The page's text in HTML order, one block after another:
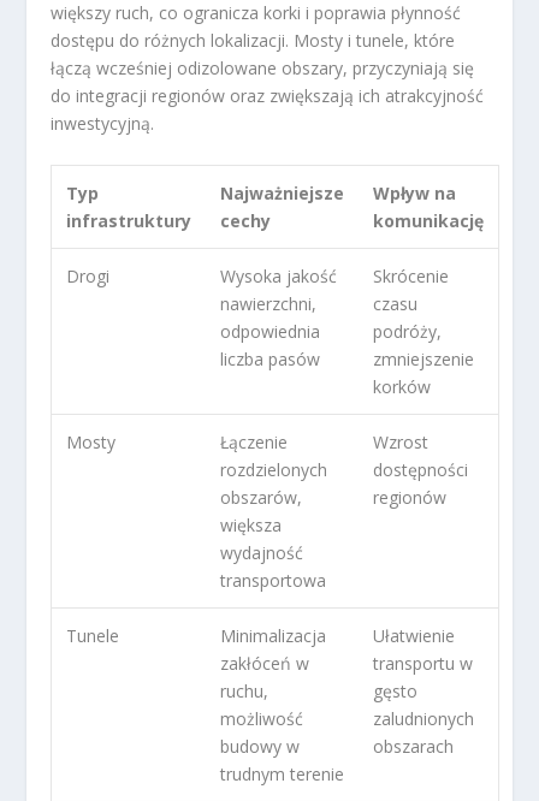
większy ruch, co ogranicza korki i poprawia płynność
dostępu do różnych lokalizacji. Mosty i tunele, które
łączą wcześniej odizolowane obszary, przyczyniają się
do integracji regionów oraz zwiększają ich atrakcyjność
inwestycyjną.
Typ
infrastruktury
Najważniejsze
cechy
Wpływ na
komunikację
Drogi
Wysoka jakość
nawierzchni,
odpowiednia
liczba pasów
Skrócenie
czasu
podróży,
zmniejszenie
korków
Mosty
Łączenie
rozdzielonych
obszarów,
większa
wydajność
transportowa
Wzrost
dostępności
regionów
Tunele
Minimalizacja
zakłóceń w
ruchu,
możliwość
budowy w
trudnym terenie
Ułatwienie
transportu w
gęsto
zaludnionych
obszarach